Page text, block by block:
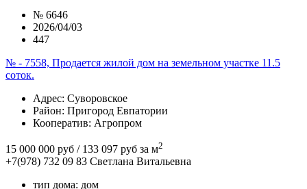
№ 6646
2026/04/03
447
№ - 7558, Продается жилой дом на земельном участке 11.5
соток.
Адрес: Суворовское
Район: Пригород Евпатории
Кооператив: Агропром
15 000 000 руб / 133 097 руб за м2
+7(978) 732 09 83 Cветлана Витальевна
тип дома: дом